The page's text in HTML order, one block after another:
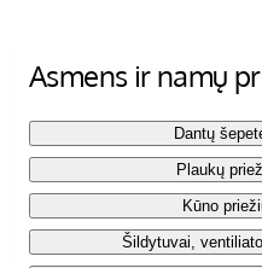
Asmens ir namų
Dantų
Plaukų
Kūno
Šildytuvai,